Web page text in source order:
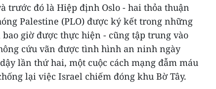
trước đó là Hiệp định Oslo - hai thỏa thuận
Palestine (PLO) được ký kết trong những
giờ được thực hiện - cũng tập trung vào
cứu vãn được tình hình an ninh ngày
lần thứ hai, một cuộc cách mạng đẫm máu
lại việc Israel chiếm đóng khu Bờ Tây.